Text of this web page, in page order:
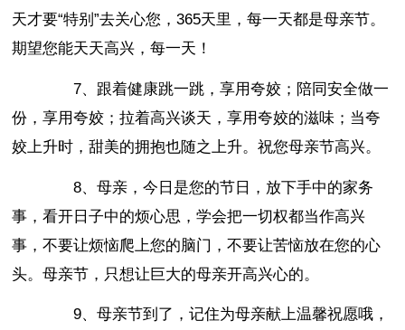
天才要“特别”去关心您，365天里，每一天都是母亲节。
期望您能天天高兴，每一天！
7、跟着健康跳一跳，享用夸姣；陪同安全做一
份，享用夸姣；拉着高兴谈天，享用夸姣的滋味；当夸
姣上升时，甜美的拥抱也随之上升。祝您母亲节高兴。
8、母亲，今日是您的节日，放下手中的家务
事，看开日子中的烦心思，学会把一切权都当作高兴
事，不要让烦恼爬上您的脑门，不要让苦恼放在您的心
头。母亲节，只想让巨大的母亲开高兴心的。
9、母亲节到了，记住为母亲献上温馨祝愿哦，